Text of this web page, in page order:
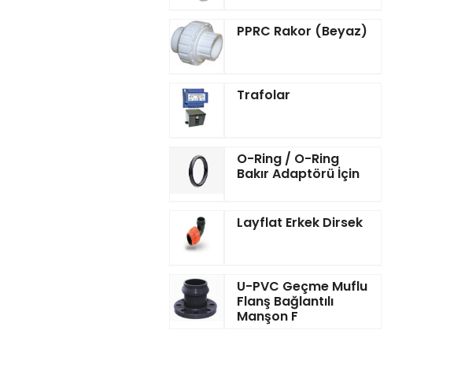
PPRC Rakor (Beyaz)
Trafolar
O-Ring / O-Ring
Bakır Adaptörü İçin
Layflat Erkek Dirsek
U-PVC Geçme Muflu
Flanş Bağlantılı
Manşon F